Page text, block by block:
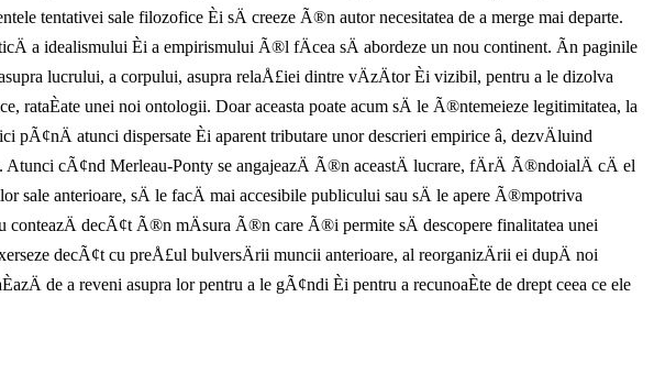
tentativei sale filozofice Èi sÄ creeze Ã®n autor necesitatea de a merge mai departe.
a idealismului Èi a empirismului Ã®l fÄcea sÄ abordeze un nou continent. Ãn paginile
lucrului, a corpului, asupra relaÅ£iei dintre vÄzÄtor Èi vizibil, pentru a le dizolva
rataÈate unei noi ontologii. Doar aceasta poate acum sÄ le Ã®ntemeieze legitimitatea, la
atunci dispersate Èi aparent tributare unor descrieri empirice â, dezvÄluind
cÃ¢nd Merleau-Ponty se angajeazÄ Ã®n aceastÄ lucrare, fÄrÄ Ã®ndoialÄ cÄ el
anterioare, sÄ le facÄ mai accesibile publicului sau sÄ le apere Ã®mpotriva
conteazÄ decÃ¢t Ã®n mÄsura Ã®n care Ã®i permite sÄ descopere finalitatea unei
decÃ¢t cu preÅ£ul bulversÄrii muncii anterioare, al reorganizÄrii ei dupÄ noi
de a reveni asupra lor pentru a le gÃ¢ndi Èi pentru a recunoaÈte de drept ceea ce ele